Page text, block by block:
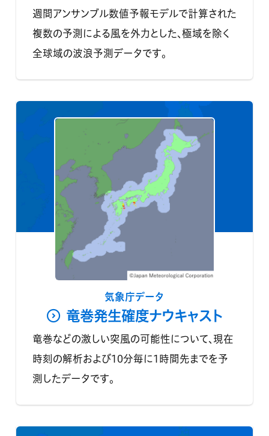
週間アンサンブル数値予報モデルで計算された
複数の予測による風を外力とした、極域を除く
全球域の波浪予測データです。
気象庁データ
竜巻発生確度ナウキャスト
竜巻などの激しい突風の可能性について、現在
時刻の解析および10分毎に1時間先までを予
測したデータです。